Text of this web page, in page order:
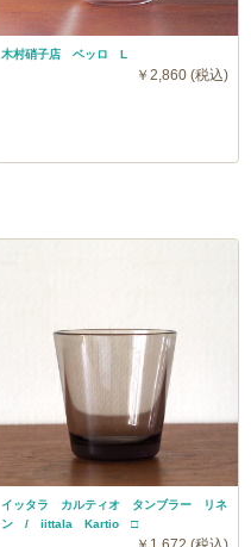
木村硝子店 ベッロ L
￥2,860 (税込)
イッタラ カルティオ タンブラー リネ
ン / iittala Kartio □